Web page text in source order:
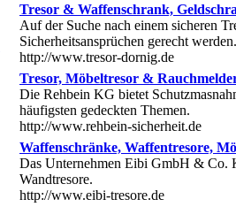
Tresor & Waffenschrank,
Auf der Suche nach einem sicheren
Sicherheitsansprüchen gerecht
http://www.tresor-dornig.de
Tresor, Möbeltresor &
Die Rehbein KG bietet
häufigsten gedeckten Themen.
http://www.rehbein-sicherheit.de
Waffenschränke, Waffentresore,
Das Unternehmen Eibi GmbH & Co.
Wandtresore.
http://www.eibi-tresore.de